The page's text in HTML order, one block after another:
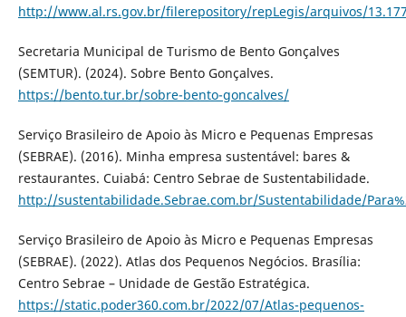
http://www.al.rs.gov.br/filerepository/repLegis/arquivos/
Secretaria Municipal de Turismo de Bento Gonçalves
(SEMTUR). (2024). Sobre Bento Gonçalves.
https://bento.tur.br/sobre-bento-goncalves/
Serviço Brasileiro de Apoio às Micro e Pequenas Empresas
(SEBRAE). (2016). Minha empresa sustentável: bares &
restaurantes. Cuiabá: Centro Sebrae de Sustentabilidade.
http://sustentabilidade.Sebrae.com.br/Sustentabilidade/
Serviço Brasileiro de Apoio às Micro e Pequenas Empresas
(SEBRAE). (2022). Atlas dos Pequenos Negócios. Brasília:
Centro Sebrae – Unidade de Gestão Estratégica.
https://static.poder360.com.br/2022/07/Atlas-pequenos-